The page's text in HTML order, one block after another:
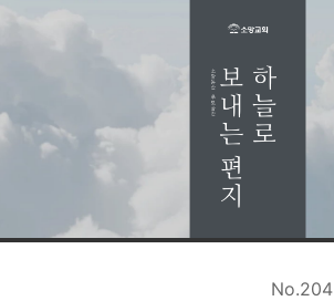
No.204